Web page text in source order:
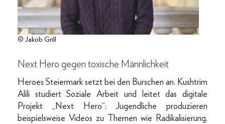
© Jakob Grill
Next Hero gegen toxische Männlichkeit
Heroes Steiermark setzt bei den Burschen an. Kushtrim
Alili studiert Soziale Arbeit und leitet das digitale
Projekt „Next Hero“: Jugendliche produzieren
beispielsweise Videos zu Themen wie Radikalisierung,